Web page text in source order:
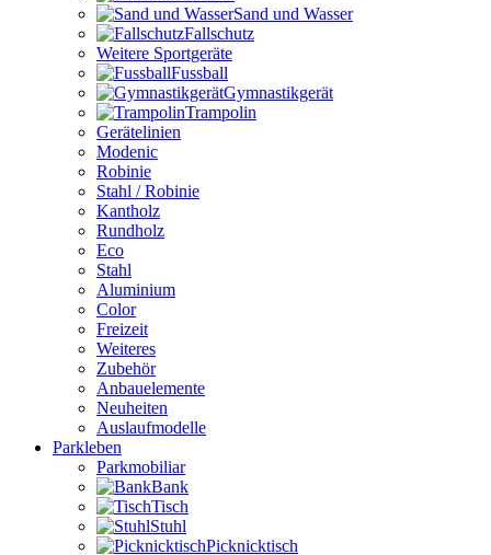
Sand und Wasser
Fallschutz
Weitere Sportgeräte
Fussball
Gymnastikgerät
Trampolin
Gerätelinien
Modenic
Robinie
Stahl / Robinie
Kantholz
Rundholz
Eco
Stahl
Aluminium
Color
Freizeit
Weiteres
Zubehör
Anbauelemente
Neuheiten
Auslaufmodelle
Parkleben
Parkmobiliar
Bank
Tisch
Stuhl
Picknicktisch